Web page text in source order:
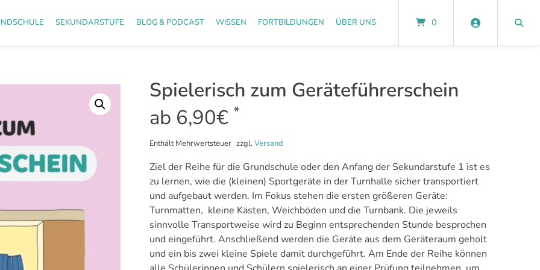
SEKUNDARSTUFE BLOG & PODCAST WISSEN FORTBILDUNGEN ÜBER UNS 0
Spielerisch zum Geräteführerschein
ab 6,90€ *
Enthält Mehrwertsteuer zzgl. Versand
Ziel der Reihe für die Grundschule oder den Anfang der Sekundarstufe 1 ist es
zu lernen, wie die (kleinen) Sportgeräte in der Turnhalle sicher transportiert
und aufgebaut werden. Im Fokus stehen die ersten größeren Geräte:
Turnmatten, kleine Kästen, Weichböden und die Turnbank. Die jeweils
sinnvolle Transportweise wird zu Beginn entsprechenden Stunde besprochen
und eingeführt. Anschließend werden die Geräte aus dem Geräteraum geholt
und ein bis zwei kleine Spiele damit durchgeführt. Am Ende der Reihe können